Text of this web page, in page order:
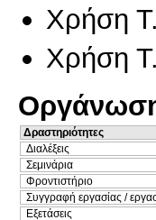
Χρήση
Χρήση
Δραστηριότητες
Διαλέξεις
Σεμινάρια
Φροντιστήριο
Συγγραφή εργασίας /
Εξετάσεις